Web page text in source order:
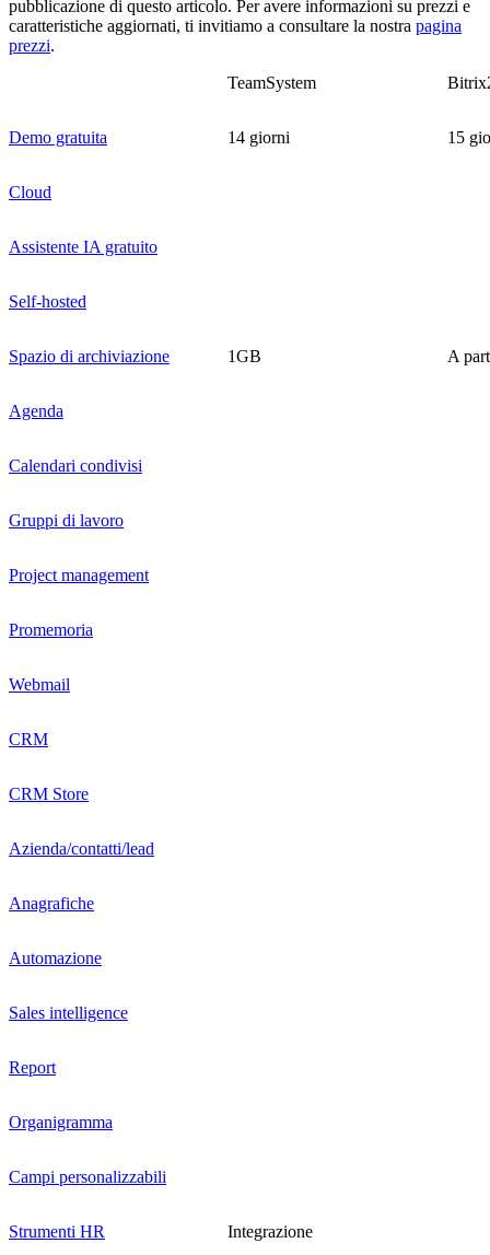
pubblicazione di questo articolo. Per avere informazioni su prezzi e
caratteristiche aggiornati, ti invitiamo a consultare la nostra pagina
prezzi.
TeamSystem
Demo gratuita 14 giorni 15
Cloud
Assistente IA gratuito
Self-hosted
Spazio di archiviazione 1GB A
Agenda
Calendari condivisi
Gruppi di lavoro
Project management
Promemoria
Webmail
CRM
CRM Store
Azienda/contatti/lead
Anagrafiche
Automazione
Sales intelligence
Report
Organigramma
Campi personalizzabili
Strumenti HR Integrazione